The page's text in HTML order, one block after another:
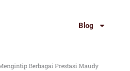
Blog
Berbagai Prestasi Maudy